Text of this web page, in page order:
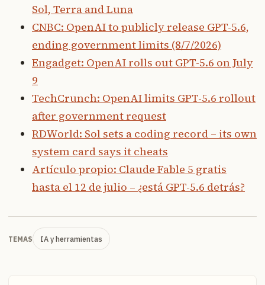
Sol, Terra and Luna
CNBC: OpenAI to publicly release GPT-5.6,
ending government limits (8/7/2026)
Engadget: OpenAI rolls out GPT-5.6 on July
9
TechCrunch: OpenAI limits GPT-5.6 rollout
after government request
RDWorld: Sol sets a coding record – its own
system card says it cheats
Artículo propio: Claude Fable 5 gratis
hasta el 12 de julio – ¿está GPT-5.6 detrás?
TEMAS IA y herramientas